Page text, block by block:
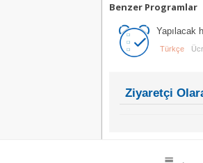
Benzer Programlar
Yapılacak
Türkçe
Ziyaretçi